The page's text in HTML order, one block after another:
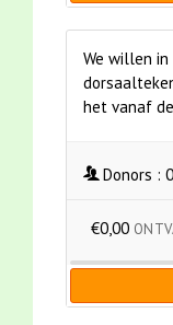
We willen
het vanaf
Donors : 0
€0,00